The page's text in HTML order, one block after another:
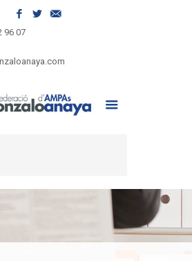
96 07